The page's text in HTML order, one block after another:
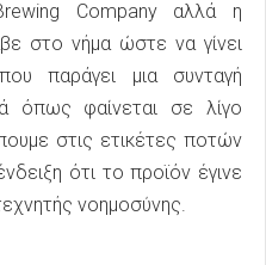
Company αλλά η
στο νήμα ώστε να γίνει
παράγει μια συνταγή
όπως φαίνεται σε λίγο
στις ετικέτες ποτών
ότι το προϊόν έγινε
νοημοσύνης.